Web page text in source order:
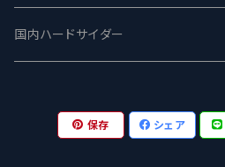
志賀高原ビール - SIGAKOGEN
箕面ビール - MINOH BEER
FirestoneWalker ファイアストーン
Mikkeller ミッケラー
The Flying Inn / ザ フライイング イン
Lambiek Fabriek - ファブリーク
TAIHU - タイフー
Behemoth - ベヒーモス
CO-CONSPIRATORS コ・コンスピ
Deep Creek Brewing Co.
Westbrook ウェストブルック
Strathcona ストラスコナ
Karmeliten カーメリテン
Früh フリュー
国内ハードサイダー
保存 シェア